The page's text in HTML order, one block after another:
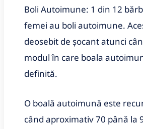
Boli Autoimune: 1 din 12
femei au boli autoimune.
deosebit de șocant atunci
modul în care boala
definită.
O boală autoimună este
când aproximativ 70 până la